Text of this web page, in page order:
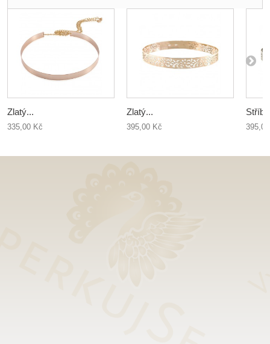
Zlatý...
335,00 Kč
Zlatý...
395,00 Kč